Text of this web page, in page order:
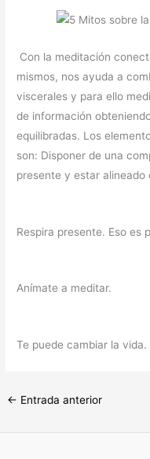
Con la meditación
mismos, nos ayuda a
viscerales y para ello
de información
equilibradas. Los
son: Disponer de una
presente y estar
Respira presente. Eso es
Anímate a meditar.
Te puede cambiar la vida.
← Entrada anterior